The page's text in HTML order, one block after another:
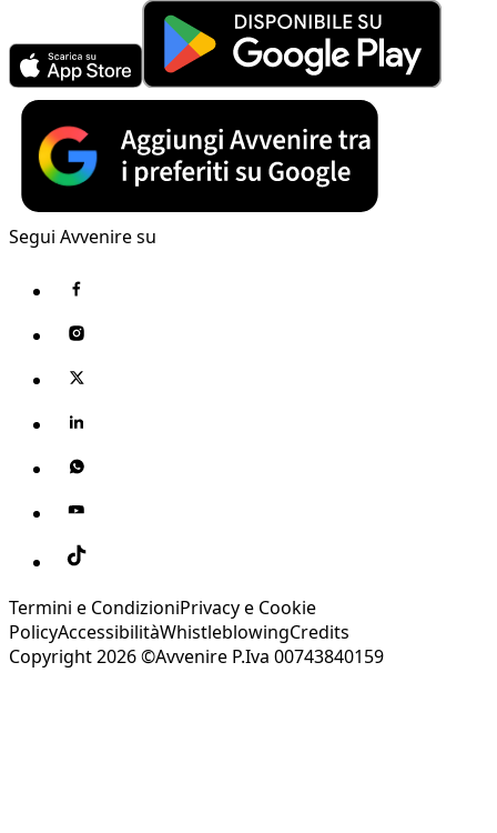
Segui Avvenire su
Termini e CondizioniPrivacy e Cookie
PolicyAccessibilitàWhistleblowingCredits
Copyright 2026 ©Avvenire P.Iva 00743840159